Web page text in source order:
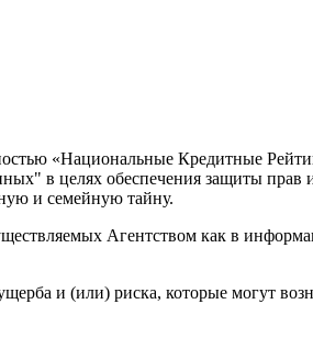
«Национальные Кредитные
в целях обеспечения защиты прав
и семейную тайну.
Агентством как в
и (или) риска, которые могут